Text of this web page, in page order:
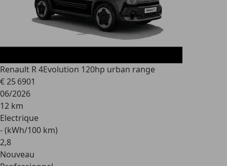
Renault R 4Evolution 120hp urban range
€ 25 6901
06/2026
12 km
Electrique
- (kWh/100 km)
2,8
Nouveau